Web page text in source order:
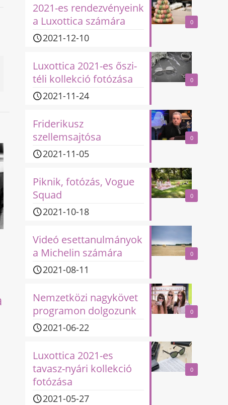
0
2021-es rendezvényeink
a Luxottica számára
2021-12-10
0
Luxottica 2021-es őszi-
téli kollekció fotózása
2021-11-24
0
Friderikusz
szellemsajtósa
2021-11-05
0
Piknik, fotózás, Vogue
Squad
2021-10-18
0
Videó esettanulmányok
a Michelin számára
2021-08-11
0
Nemzetközi nagykövet
programon dolgozunk
2021-06-22
0
Luxottica 2021-es
tavasz-nyári kollekció
fotózása
2021-05-27